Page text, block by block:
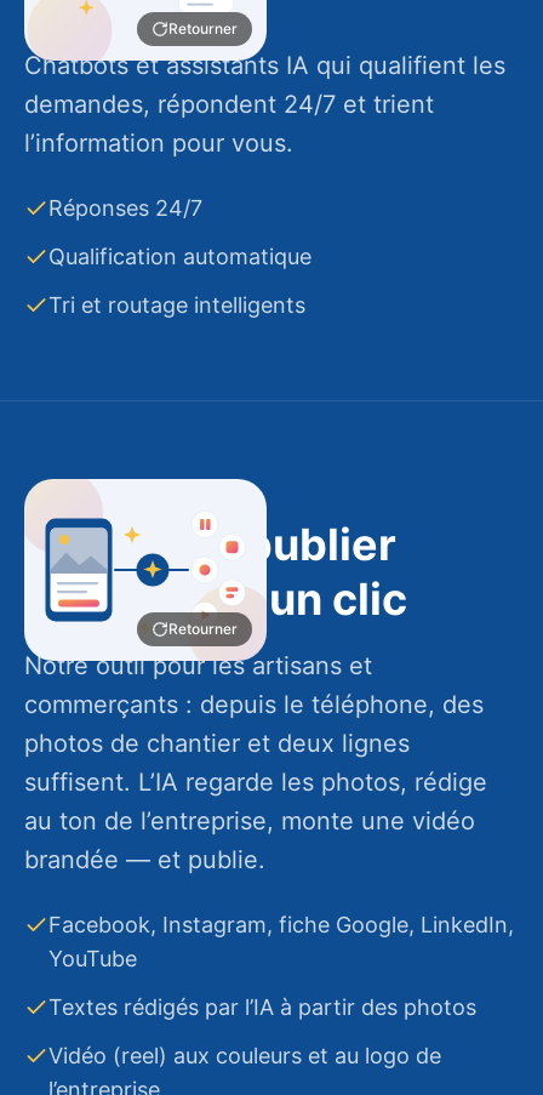
Retourner
premier niveau et vous transmet l’essentiel.
OpenAI, Anthropic, Mistral
Sur le web & WhatsApp
Escalade vers l’humain
Chatbots et assistants IA qui qualifient les
demandes, répondent 24/7 et trient
l’information pour vous.
Réponses 24/7
Qualification automatique
Tri et routage intelligents
Retourner
Le métier fait par la machine
Un artisan ne rédigera jamais un post, mais il
enverra toujours une photo de chantier fini. Il
fournit la matière, l’automatisation fait le reste
— et le relance s’il n’a rien publié depuis
plusieurs jours.
Application mobile à installer
Cinq réseaux d’un coup
Rappel automatique
Pro’Publi : publier
partout, en un clic
Notre outil pour les artisans et
commerçants : depuis le téléphone, des
photos de chantier et deux lignes
suffisent. L’IA regarde les photos, rédige
au ton de l’entreprise, monte une vidéo
brandée — et publie.
Facebook, Instagram, fiche Google, LinkedIn,
YouTube
Textes rédigés par l’IA à partir des photos
Vidéo (reel) aux couleurs et au logo de
l’entreprise